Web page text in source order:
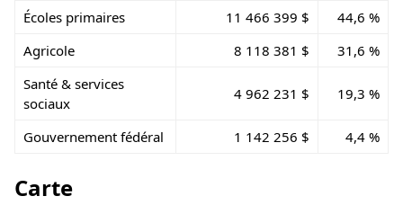
Écoles primaires
11 466 399 $
44,6 %
Agricole
8 118 381 $
31,6 %
Santé & services
sociaux
4 962 231 $ 19,3 %
Gouvernement fédéral 1 142 256 $ 4,4 %
Carte